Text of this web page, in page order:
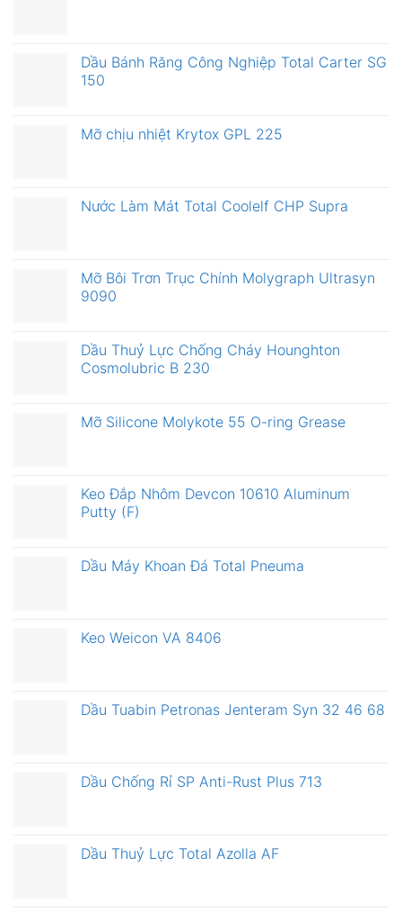
Dầu Bánh Răng Công Nghiệp Total Carter SG
150
Mỡ chịu nhiệt Krytox GPL 225
Nước Làm Mát Total Coolelf CHP Supra
Mỡ Bôi Trơn Trục Chính Molygraph Ultrasyn
9090
Dầu Thuỷ Lực Chống Cháy Hounghton
Cosmolubric B 230
Mỡ Silicone Molykote 55 O-ring Grease
Keo Đắp Nhôm Devcon 10610 Aluminum
Putty (F)
Dầu Máy Khoan Đá Total Pneuma
Keo Weicon VA 8406
Dầu Tuabin Petronas Jenteram Syn 32 46 68
Dầu Chống Rỉ SP Anti-Rust Plus 713
Dầu Thuỷ Lực Total Azolla AF